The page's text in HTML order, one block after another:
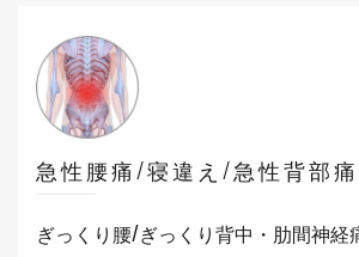
急性腰痛/寝違え/急性背部痛
ぎっくり腰/ぎっくり背中・肋間神経